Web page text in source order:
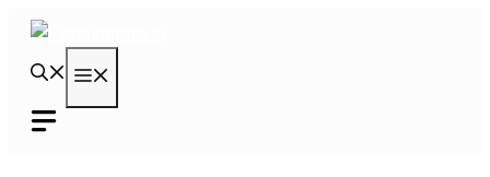
Langsung